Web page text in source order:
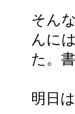
そん
んに
た。
明日